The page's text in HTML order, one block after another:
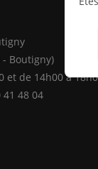
Boutigny)
et de 14h00 à
41 48 04